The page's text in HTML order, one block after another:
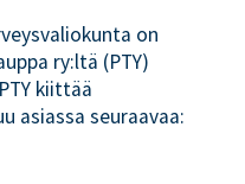
on
ry:ltä (PTY)
kiittää
asiassa seuraavaa: